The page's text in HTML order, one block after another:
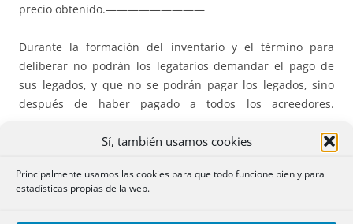
Sí, también usamos cookies
Principalmente usamos las cookies para que todo funcione bien y para
estadísticas propias de la web.
precio obtenido.—————————
Durante la formación del inventario y el término para
deliberar no podrán los legatarios demandar el pago de
sus legados, y que no se podrán pagar los legados, sino
después de haber pagado a todos los acreedores.
notaria, hago constar y les notifico:
—————————————————————-